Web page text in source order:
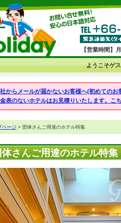
【営業時間】
ようこそゲ
からメールが届かないお客様へ(初めてのお
表のないホテルはお見積りいたします。こ
ページ > 団体さんご用達のホテル特集
体さんご用達のホテル特集